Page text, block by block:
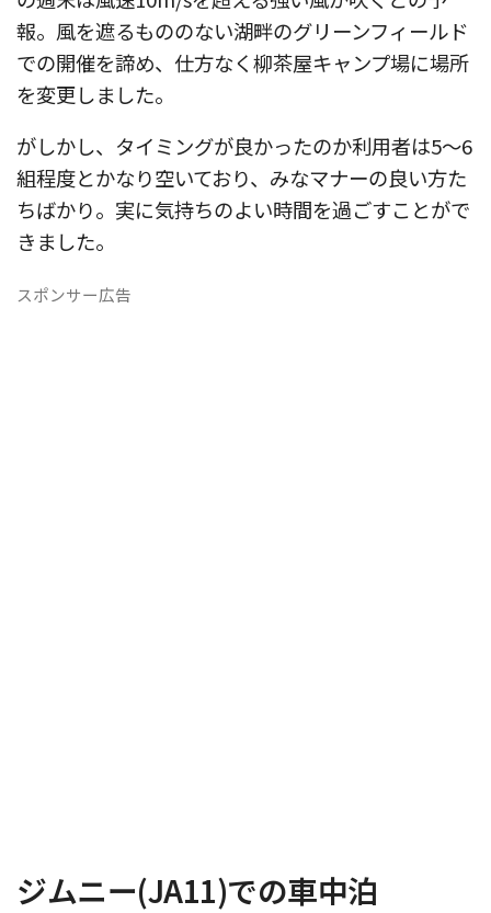
報。風を遮るもののない湖畔のグリーンフィールド
での開催を諦め、仕方なく柳茶屋キャンプ場に場所
を変更しました。
がしかし、タイミングが良かったのか利用者は5〜6
組程度とかなり空いており、みなマナーの良い方た
ちばかり。実に気持ちのよい時間を過ごすことがで
きました。
スポンサー広告
ジムニー(JA11)での車中泊